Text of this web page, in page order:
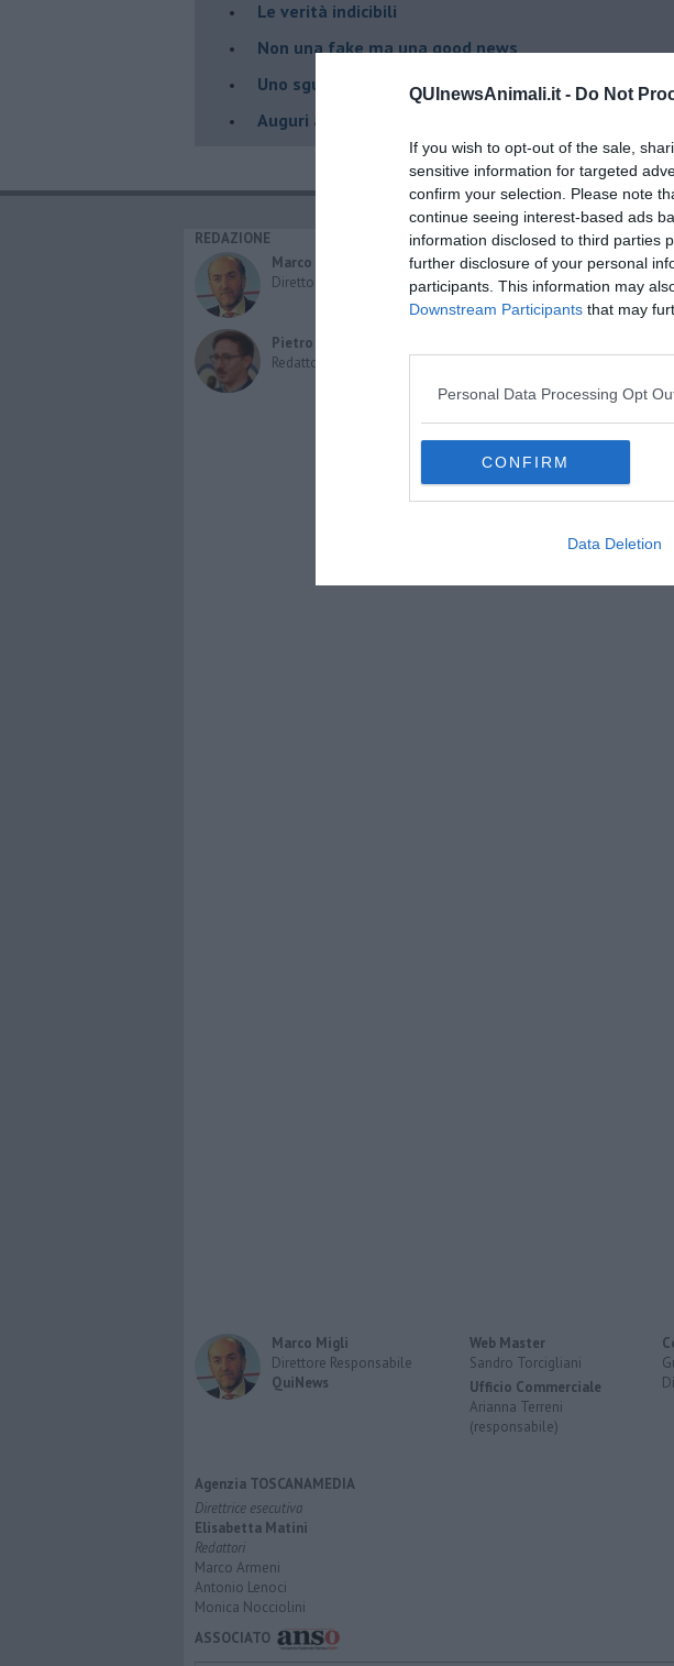
QUInewsAnimali.it - Do Not
If you wish to opt-out of the sale,
sensitive information for targeted
confirm your selection. Please note
continue seeing interest-based ads
information disclosed to third parties
further disclosure of your personal
participants. This information may
Downstream Participants that may
Personal Data Processing Opt
CONFIRM
Data Deletion
​Le verità indicibili
Non una fake ma una good news
Uno sguardo di ottimismo
Auguri al nuovo governo
REDAZIONE
Marco Migli
Direttore Responsabile
Pietro Mattonai
Redattore
CATEGORIE
Cani
Gatti
Cavalli
Uccelli
Rettili
Ungulati
Blog
Marco Migli
Direttore Responsabile
QuiNews
Web Master
Sandro Torcigliani
Ufficio Commerciale
Arianna Terreni
(responsabile)
Agenzia TOSCANAMEDIA
Direttrice esecutiva
Elisabetta Matini
Redattori
Marco Armeni
Antonio Lenoci
Monica Nocciolini
ASSOCIATO